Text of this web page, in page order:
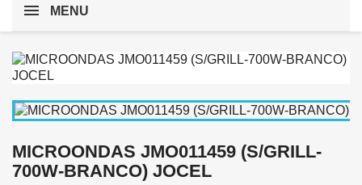
MENU
MICROONDAS JMO011459 (S/GRILL-
700W-BRANCO) JOCEL